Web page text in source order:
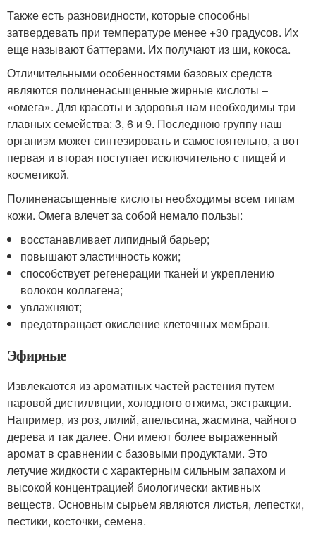
Также есть разновидности, которые способны
затвердевать при температуре менее +30 градусов. Их
еще называют баттерами. Их получают из ши, кокоса.
Отличительными особенностями базовых средств
являются полиненасыщенные жирные кислоты –
«омега». Для красоты и здоровья нам необходимы три
главных семейства: 3, 6 и 9. Последнюю группу наш
организм может синтезировать и самостоятельно, а вот
первая и вторая поступает исключительно с пищей и
косметикой.
Полиненасыщенные кислоты необходимы всем типам
кожи. Омега влечет за собой немало пользы:
восстанавливает липидный барьер;
повышают эластичность кожи;
способствует регенерации тканей и укреплению
волокон коллагена;
увлажняют;
предотвращает окисление клеточных мембран.
Эфирные
Извлекаются из ароматных частей растения путем
паровой дистилляции, холодного отжима, экстракции.
Например, из роз, лилий, апельсина, жасмина, чайного
дерева и так далее. Они имеют более выраженный
аромат в сравнении с базовыми продуктами. Это
летучие жидкости с характерным сильным запахом и
высокой концентрацией биологически активных
веществ. Основным сырьем являются листья, лепестки,
пестики, косточки, семена.